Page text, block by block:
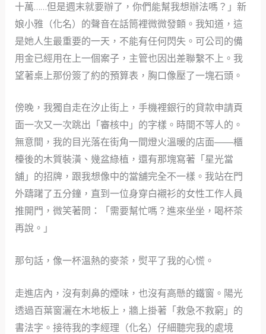
十萬……但是週末就要辦了，你們能幫我想辦法嗎？」新
娘小雅（化名）的聲音在話筒裡微微發顫。我知道，這
是她人生最重要的一天，不能有任何閃失。可公司的備
用金已經用在上一個案子，主管也因出差聯繫不上。我
望著桌上那份簽了約的預算表，胸口像壓了一塊石頭。
傍晚，我獨自走在汐止街上，手機裡銀行的貸款申請頁
面一次又一次跳出「審核中」的字樣。時間不等人的。
無意間，我的目光落在街角一間燈火溫暖的店面——櫃
檯後的木質裝潢、幾盆綠植，還有那塊寫著「星光當
舖」的招牌，跟我想像中的當舖完全不一樣。我站在門
外躊躇了五分鐘，直到一位身穿白襯衫的女性工作人員
推開門，微笑著問：「需要幫忙嗎？進來坐坐，喝杯茶
再說。」
那句話，像一杯溫熱的麥茶，熨平了我的心慌。
走進店內，沒有刺鼻的煙味，也沒有高懸的鐵窗。陽光
透過百葉窗灑在木地板上，牆上掛著「救急不救窮」的
書法字。接待我的李經理（化名）仔細聽完我的處境